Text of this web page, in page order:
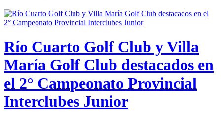
Río Cuarto Golf Club y Villa
María Golf Club destacados en
el 2° Campeonato Provincial
Interclubes Junior